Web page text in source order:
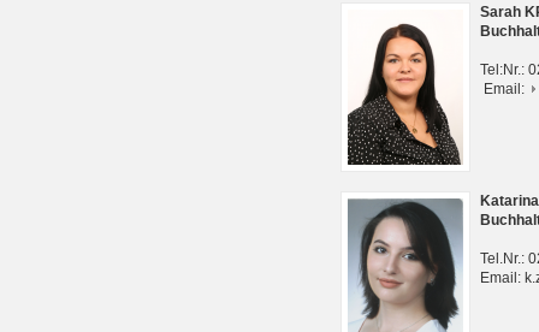
Sarah
Tel:Nr.:
Email:
Tel.Nr.:
Email: